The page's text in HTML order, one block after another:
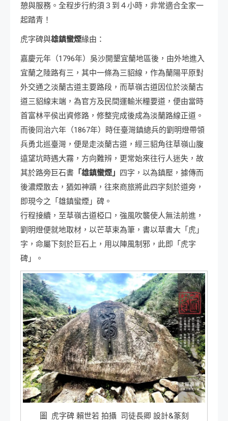
憩與服務。全程步行約須３到４小時，非常適合全家一
起踏青！
虎字碑與雄鎮蠻煙緣由：
嘉慶元年（1796年）吳沙開墾宜蘭地區後，由外地進入
宜蘭之陸路有三，其中一條為三貂線，作為蘭陽平原對
外交通之淡蘭古道主要路段，而草嶺古道因位於淡蘭古
道三貂線末端，為官方及民間運輸米糧要道，便由當時
首富林平侯出資修路，修整完成後成為淡蘭路線正道。
而後同治六年（1867年）時任臺灣鎮總兵的劉明燈帶領
兵勇北巡臺灣，便是走淡蘭古道，經三貂角往草嶺山腹
遠望坑時遇大霧，方向難辨，更常始來往行人迷失，故
其於路旁巨石書 「雄鎮蠻煙」 四字，以為鎮壓，據傳而
後濃煙散去，猶如神蹟，往來商旅將此四字刻於道旁，
即現今之「雄鎮蠻煙」碑。
行程接續，至草嶺古道椏口，強風吹襲使人無法前進，
劉明燈便就地取材，以芒草束為筆，書以草書大「虎」
字，命屬下刻於巨石上，用以陣風制邪，此即「虎字
碑」。
圖 虎字碑 賴世若 拍攝 司徒長卿 設計&篆刻